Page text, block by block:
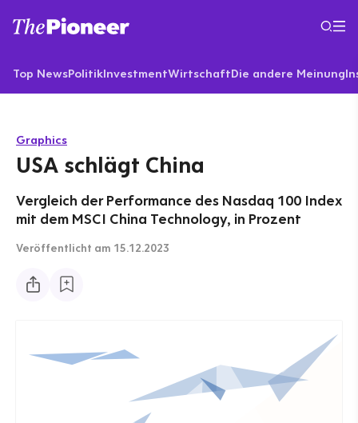
Top NewsPolitikInvestmentWirtschaftDie andere Meinung
Graphics
USA schlägt China
Vergleich der Performance des Nasdaq 100 Index
mit dem MSCI China Technology, in Prozent
Veröffentlicht am 15.12.2023